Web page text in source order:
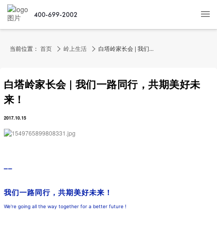
400-699-2002
当前位置： 首页 岭上生活 白塔岭家长会 | 我们...
白塔岭家长会 | 我们一路同行，共期美好未
来！
2017.10.15
我们一路同行，共期美好未来 ！
We're going all the way together for a better future !